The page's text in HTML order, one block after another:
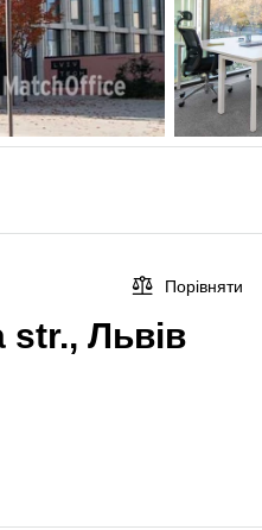
Порівняти
str., Львів